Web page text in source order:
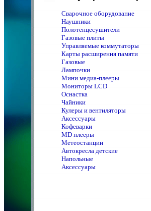
Сварочное оборудование
Наушники
Полотенцeсушители
Газовые плиты
Управляемые коммутаторы
Карты расширения памяти
Газовые
Лампочки
Мини медиа-плееры
Мониторы LCD
Оснастка
Чайники
Кулеры и вентиляторы
Аксессуары
Кофеварки
MD плееры
Метеостанции
Автокресла детские
Напольные
Аксессуары